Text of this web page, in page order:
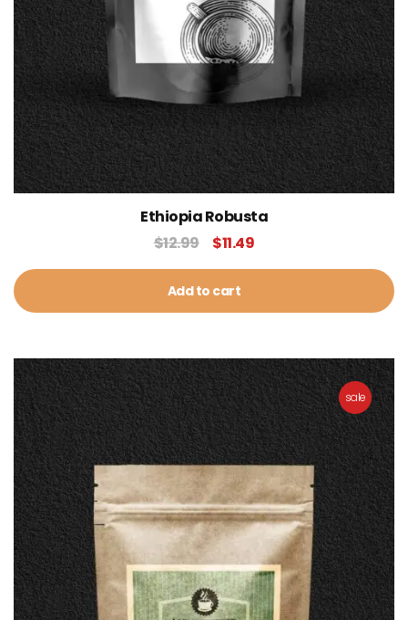
Ethiopia Robusta
$12.99 $11.49
Add to cart
sale